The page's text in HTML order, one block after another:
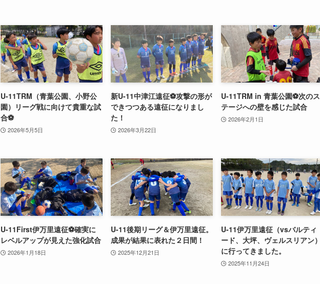
U-11TRM（青葉公園、小野公
園）リーグ戦に向けて貴重な試
合⚽️
2026年5月5日
新U-11中津江遠征⚽️攻撃の形が
できつつある遠征になりまし
た！
2026年3月22日
U-11TRM in 青葉公園⚽️次のス
テージへの壁を感じた試合
2026年2月1日
U-11First伊万里遠征⚽️確実に
レベルアップが見えた強化試合
2026年1月18日
U-11後期リーグ＆伊万里遠征。
成果が結果に表れた２日間！
2025年12月21日
U-11伊万里遠征（vsバルティ
ード、大坪、ヴェルスリアン）
に行ってきました。
2025年11月24日